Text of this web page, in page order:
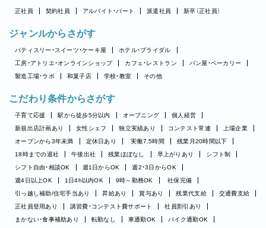
正社員 契約社員 アルバイト・パート 派遣社員 新卒（正社員）
ジャンルからさがす
パティスリー・スイーツ・ケーキ屋
ホテル・ブライダル
工房・アトリエ・オンラインショップ
カフェ・レストラン
パン屋・ベーカリー
製造工場・ラボ
和菓子店 学校・教室 その他
こだわり条件からさがす
子育て応援 駅から徒歩5分以内 オープニング
個人経営
新規出店計画あり
女性シェフ 独立実績あり コンテスト常連
上場企業
オープンから3年未満
定休日あり 実働7.5時間
残業月20時間以下
18時までの退社
午後出社 残業ほぼなし 早上がりあり
シフト制
シフト自由・相談OK
週1日からOK
週2・3日からOK
週4日以上OK
1日4h以内OK 9時～勤務OK
社保完備
引っ越し補助/住宅手当あり
昇給あり 賞与あり 残業代支給
交通費支給
正社員登用あり
講習費・コンテスト費サポート
社員割引あり
まかない・食事補助あり
転勤なし 車通勤OK
バイク通勤OK